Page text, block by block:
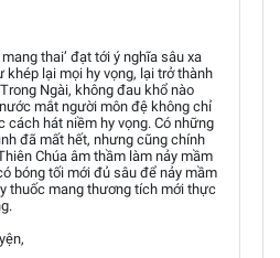
thai’ đạt tới ý nghĩa sâu xa
khép lại mọi hy vọng, lại trở thành
Ngài, không đau khổ nào
mắt người môn đệ không chỉ
cách hát niềm hy vọng. Có những
đã mất hết, nhưng cũng chính
Chúa âm thầm làm nảy mầm
bóng tối mới đủ sâu để nảy mầm
thuốc mang thương tích mới thực